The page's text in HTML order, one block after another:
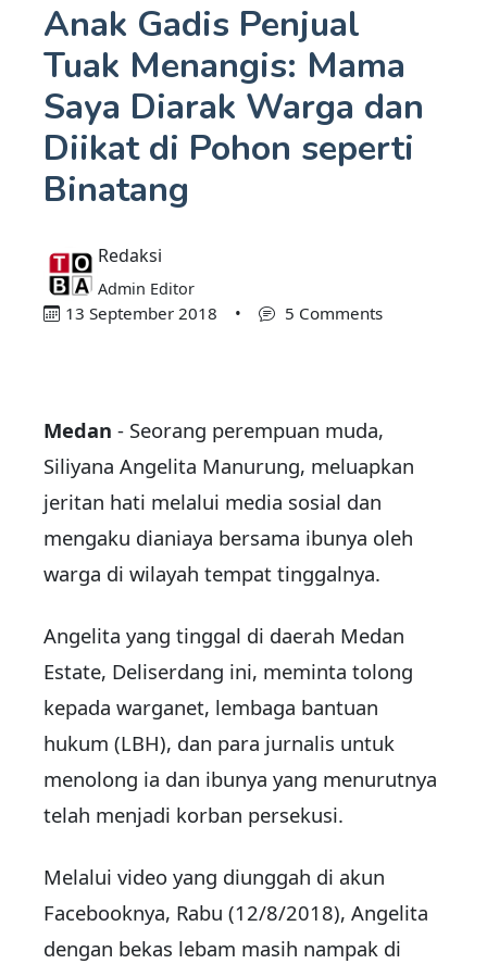
Anak Gadis Penjual
Tuak Menangis: Mama
Saya Diarak Warga dan
Diikat di Pohon seperti
Binatang
Redaksi
Admin Editor
13 September 2018 • 5 Comments
Medan - Seorang perempuan muda,
Siliyana Angelita Manurung, meluapkan
jeritan hati melalui media sosial dan
mengaku dianiaya bersama ibunya oleh
warga di wilayah tempat tinggalnya.
Angelita yang tinggal di daerah Medan
Estate, Deliserdang ini, meminta tolong
kepada warganet, lembaga bantuan
hukum (LBH), dan para jurnalis untuk
menolong ia dan ibunya yang menurutnya
telah menjadi korban persekusi.
Melalui video yang diunggah di akun
Facebooknya, Rabu (12/8/2018), Angelita
dengan bekas lebam masih nampak di